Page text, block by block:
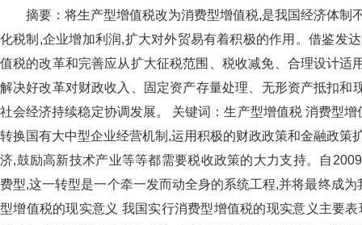
摘要：将生产型增值税改为消费型增值税,是我国经济体
化税制,企业增加利润,扩大对外贸易有着积极的作用。借鉴
值税的改革和完善应从扩大征税范围、税收减免、合理设计适
解决好改革对财政收入、固定资产存量处理、无形资产抵
社会经济持续稳定协调发展。 关键词：生产型增值税 消
转换国有大中型企业经营机制,运用积极的财政政策和金融政策
济,鼓励高新技术产业等等都需要税收政策的大力支持。自
费型,这一转型是一个牵一发而动全身的系统工程,并将最终成为我
型增值税的现实意义 我国实行消费型增值税的现实意义主要